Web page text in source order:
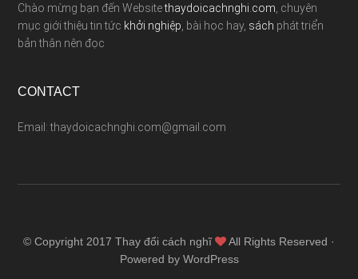
Chào mừng bạn đến Websitethaydoicachnghi.com, chuyên
mục giới thiệu tin tức khởi nghiệp, bài học hay, sách phát triển
bản thân nên đọc
CONTACT
Email: thaydoicachnghi.com@gmail.com
© Copyright 2017 Thay đổi cách nghĩ
All Rights Reserved ·
Powered by WordPress